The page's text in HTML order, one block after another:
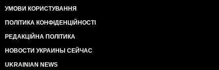
УМОВИ КОРИСТУВАННЯ
ПОЛІТИКА КОНФІДЕНЦІЙНОСТІ
РЕДАКЦІЙНА ПОЛІТИКА
НОВОСТИ УКРАИНЫ СЕЙЧАС
UKRAINIAN NEWS